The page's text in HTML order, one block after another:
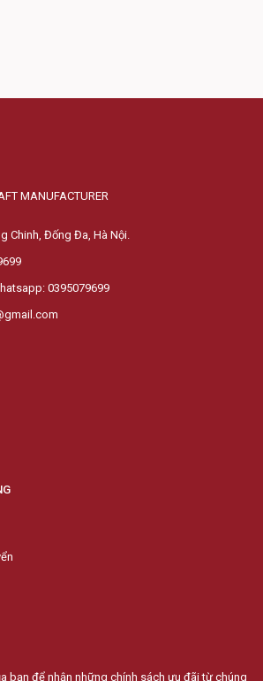
MANUFACTURER
Chinh, Đống Đa, Hà Nội.
0395079699
bạn để nhận những chính sách ưu đãi từ chúng